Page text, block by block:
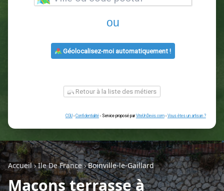
Entrez le code postal ou la
ou
Retour à la liste des métiers
Accueil›Ile De France›Boinville-le-Gaillard
Maçons terrasse à